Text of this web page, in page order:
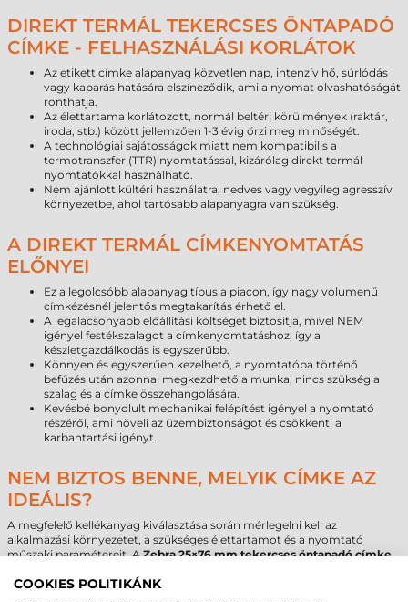
DIREKT TERMÁL TEKERCSES ÖNTAPADÓ
CÍMKE - FELHASZNÁLÁSI KORLÁTOK
Az etikett címke alapanyag közvetlen nap, intenzív hő, súrlódás
vagy kaparás hatására elszíneződik, ami a nyomat olvashatóságát
ronthatja.
Az élettartama korlátozott, normál beltéri körülmények (raktár,
iroda, stb.) között jellemzően 1-3 évig őrzi meg minőségét.
A technológiai sajátosságok miatt nem kompatibilis a
termotranszfer (TTR) nyomtatással, kizárólag direkt termál
nyomtatókkal használható.
Nem ajánlott kültéri használatra, nedves vagy vegyileg agresszív
környezetbe, ahol tartósabb alapanyagra van szükség.
A DIREKT TERMÁL CÍMKENYOMTATÁS
ELŐNYEI
Ez a legolcsóbb alapanyag típus a piacon, így nagy volumenű
címkézésnél jelentős megtakarítás érhető el.
A legalacsonyabb előállítási költséget biztosítja, mivel NEM
igényel festékszalagot a címkenyomtatáshoz, így a
készletgazdálkodás is egyszerűbb.
Könnyen és egyszerűen kezelhető, a nyomtatóba történő
befűzés után azonnal megkezdhető a munka, nincs szükség a
szalag és a címke összehangolására.
Kevésbé bonyolult mechanikai felépítést igényel a nyomtató
részéről, ami növeli az üzembiztonságot és csökkenti a
karbantartási igényt.
NEM BIZTOS BENNE, MELYIK CÍMKE AZ
IDEÁLIS?
A megfelelő kellékanyag kiválasztása során mérlegelni kell az
alkalmazási környezetet, a szükséges élettartamot és a nyomtató
műszaki paramétereit. AZebra 25×76 mm tekercses öntapadó címke
de speciális környezeti terhelés esetén más technológia lehet
COOKIES POLITIKÁNK